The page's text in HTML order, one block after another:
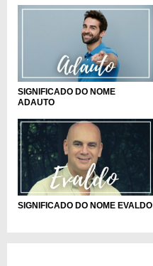
SIGNIFICADO DO NOME
ADAUTO
SIGNIFICADO DO NOME EVALDO